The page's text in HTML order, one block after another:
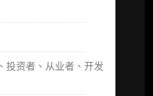
投资者、从业者、开发
服务会员
制研究支持